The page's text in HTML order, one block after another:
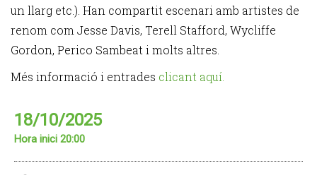
un llarg etc.). Han compartit escenari amb artistes de
renom com Jesse Davis, Terell Stafford, Wycliffe
Gordon, Perico Sambeat i molts altres.
Més informació i entrades clicant aquí.
18/10/2025
Hora inici 20:00